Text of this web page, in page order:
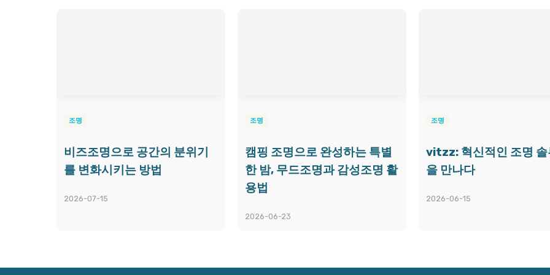
조명
비즈조명으로 공간의 분위기
를 변화시키는 방법
2026-07-15
조명
캠핑 조명으로 완성하는 특별
한 밤, 무드조명과 감성조명 활
용법
2026-06-23
조명
vitzz: 혁신적인 조명 솔
을 만나다
2026-06-15